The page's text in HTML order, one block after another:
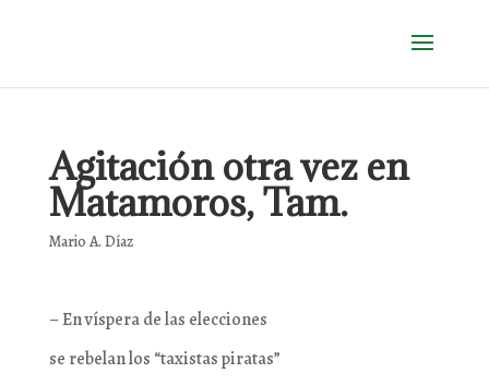
Agitación otra vez en
Matamoros, Tam.
Mario A. Díaz
– En víspera de las elecciones
se rebelan los “taxistas piratas”